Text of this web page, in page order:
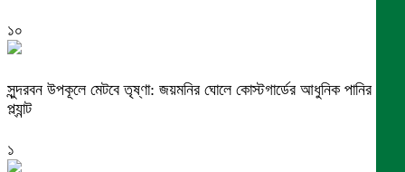
১০
সুন্দরবন উপকূলে মেটবে তৃষ্ণা: জয়মনির ঘোলে কোস্টগার্ডের আধুনিক পানির
প্ল্যান্ট
১